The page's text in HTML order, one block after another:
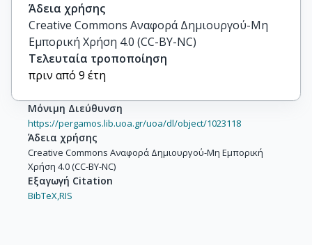
Άδεια χρήσης
Creative Commons Αναφορά Δημιουργού-Μη
Εμπορική Χρήση 4.0 (CC-BY-NC)
Τελευταία τροποποίηση
πριν από 9 έτη
Μόνιμη Διεύθυνση
https://pergamos.lib.uoa.gr/uoa/dl/object/1023118
Άδεια χρήσης
Creative Commons Αναφορά Δημιουργού-Μη Εμπορική
Χρήση 4.0 (CC-BY-NC)
Εξαγωγή Citation
BibTeX,RIS